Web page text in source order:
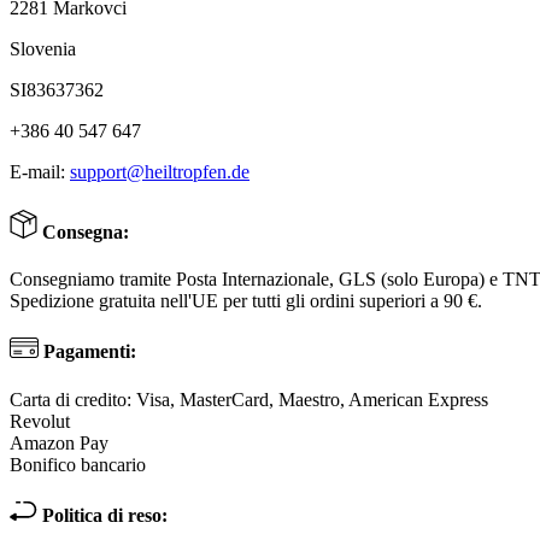
2281 Markovci
Slovenia
SI83637362
+386 40 547 647
E-mail: support@heiltropfen.de
Consegna:
Consegniamo tramite Posta Internazionale, GLS (solo Europa) e
Spedizione gratuita nell'UE per tutti gli ordini superiori a 90 €.
Pagamenti:
Carta di credito: Visa, MasterCard, Maestro, American Express
Revolut
Amazon Pay
Bonifico bancario
Politica di reso: